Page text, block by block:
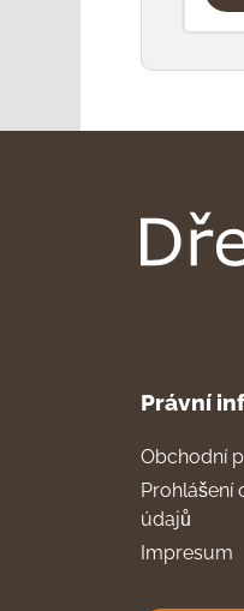
Právní
Obchodní
Prohlášení
údajů
Impresum